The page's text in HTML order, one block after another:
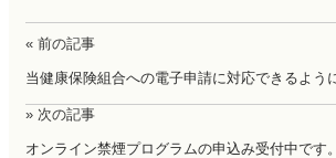
« 前の記事
当健康保険組合への電子申請に対応できるよう
» 次の記事
オンライン禁煙プログラムの申込み受付中です。